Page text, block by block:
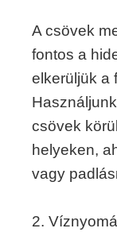
A csövek
fontos a
elkerüljük a
csövek
helyeken,
vagy
2.